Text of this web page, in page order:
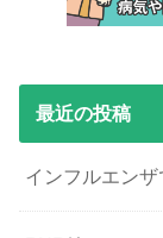
最近の投稿
インフルエン